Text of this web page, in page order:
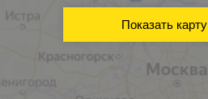
Показать карту